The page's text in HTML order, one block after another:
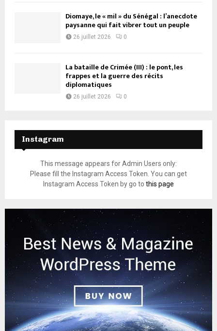
Diomaye, le « mil » du Sénégal : l’anecdote
paysanne qui fait vibrer tout un peuple
26 juillet 2026 0
La bataille de Crimée (III) : le pont, les
frappes et la guerre des récits
diplomatiques
26 juillet 2026 0
Instagram
This message appears for Admin Users only:
Please fill the Instagram Access Token. You can get
Instagram Access Token by go to this page